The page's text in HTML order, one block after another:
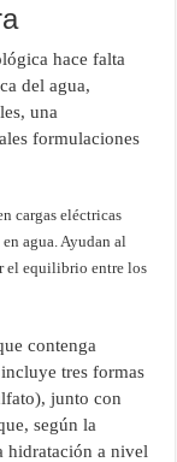
hace falta
del agua,
una
formulaciones
cargas eléctricas
agua. Ayudan al
el equilibrio entre los
contenga
tres formas
junto con
según la
hidratación a nivel